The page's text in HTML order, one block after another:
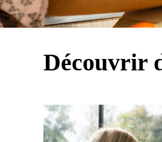
Découvrir